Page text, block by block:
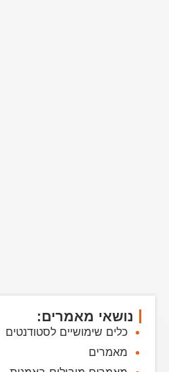
נושאי מאמרים:
כלים שימושיים לסטודנטים
מאמרים